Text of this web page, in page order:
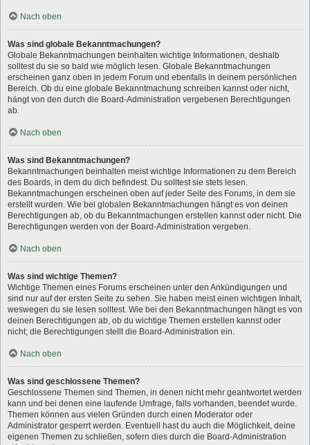
Nach oben
Was sind globale Bekanntmachungen?
Globale Bekanntmachungen beinhalten wichtige Informationen, deshalb
solltest du sie so bald wie möglich lesen. Globale Bekanntmachungen
erscheinen ganz oben in jedem Forum und ebenfalls in deinem persönlichen
Bereich. Ob du eine globale Bekanntmachung schreiben kannst oder nicht,
hängt von den durch die Board-Administration vergebenen Berechtigungen
ab.
Nach oben
Was sind Bekanntmachungen?
Bekanntmachungen beinhalten meist wichtige Informationen zu dem Bereich
des Boards, in dem du dich befindest. Du solltest sie stets lesen.
Bekanntmachungen erscheinen oben auf jeder Seite des Forums, in dem sie
erstellt wurden. Wie bei globalen Bekanntmachungen hängt es von deinen
Berechtigungen ab, ob du Bekanntmachungen erstellen kannst oder nicht. Die
Berechtigungen werden von der Board-Administration vergeben.
Nach oben
Was sind wichtige Themen?
Wichtige Themen eines Forums erscheinen unter den Ankündigungen und
sind nur auf der ersten Seite zu sehen. Sie haben meist einen wichtigen Inhalt,
weswegen du sie lesen solltest. Wie bei den Bekanntmachungen hängt es von
deinen Berechtigungen ab, ob du wichtige Themen erstellen kannst oder
nicht; die Berechtigungen stellt die Board-Administration ein.
Nach oben
Was sind geschlossene Themen?
Geschlossene Themen sind Themen, in denen nicht mehr geantwortet werden
kann und bei denen eine laufende Umfrage, falls vorhanden, beendet wurde.
Themen können aus vielen Gründen durch einen Moderator oder
Administrator gesperrt werden. Eventuell hast du auch die Möglichkeit, deine
eigenen Themen zu schließen, sofern dies durch die Board-Administration